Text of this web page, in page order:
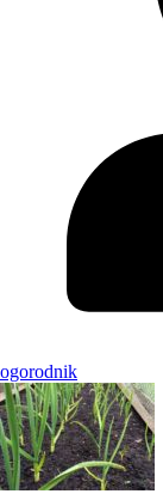
ogorodnik